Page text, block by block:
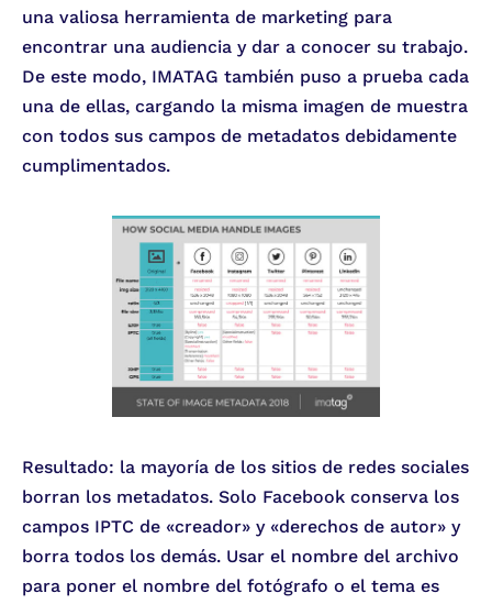
una valiosa herramienta de marketing para
encontrar una audiencia y dar a conocer su trabajo.
De este modo, IMATAG también puso a prueba cada
una de ellas, cargando la misma imagen de muestra
con todos sus campos de metadatos debidamente
cumplimentados.
Resultado: la mayoría de los sitios de redes sociales
borran los metadatos. Solo Facebook conserva los
campos IPTC de «creador» y «derechos de autor» y
borra todos los demás. Usar el nombre del archivo
para poner el nombre del fotógrafo o el tema es